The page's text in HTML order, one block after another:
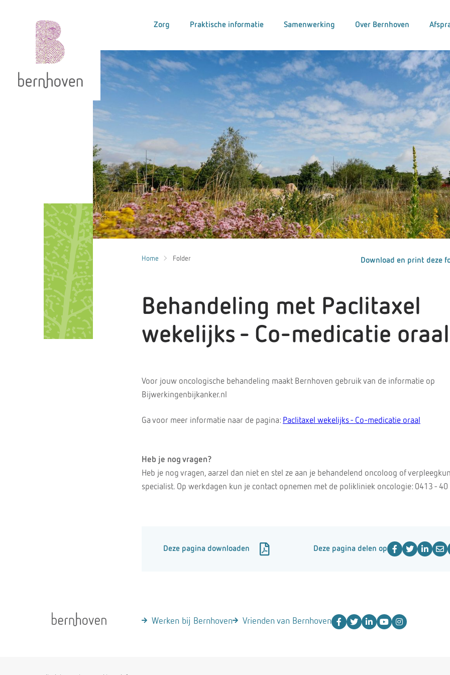
Zorg Praktische informatie Samenwerking Over Bernhoven
Home Folder Download en print deze
Behandeling met Paclitaxel
wekelijks - Co-medicatie oraal
Voor jouw oncologische behandeling maakt Bernhoven gebruik van de informatie op
Bijwerkingenbijkanker.nl
Ga voor meer informatie naar de pagina: Paclitaxel wekelijks - Co-medicatie oraal
Heb je nog vragen?
Heb je nog vragen, aarzel dan niet en stel ze aan je behandelend oncoloog of
specialist. Op werkdagen kun je contact opnemen met de polikliniek oncologie: 0413 -
Deze pagina downloaden Deze pagina delen op
Werken bij Bernhoven Vrienden van Bernhoven